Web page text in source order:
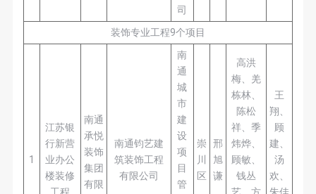
司
装饰专业工程9个项目
1
江苏银
行新营
业办公
楼装修
工程
南通
承悦
装饰
集团
有限
南通钧艺建
筑装饰工程
有限公司
南
通
城
市
建
设
项
目
管
崇
川
区
邢
旭
谦
高洪
梅、羌
栋林、
陈松
祥、季
炜烨、
顾敏、
钱丛
艺、方
王
翔、
顾
建、
汤
欢、
朱佳